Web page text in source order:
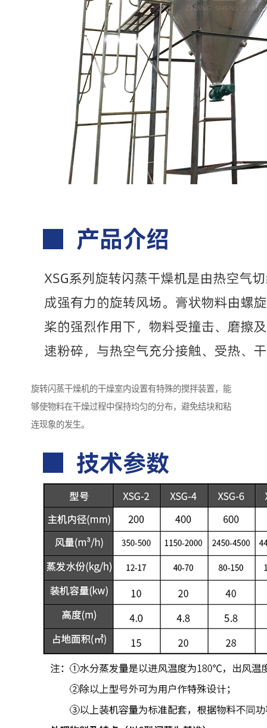
旋转闪蒸干燥机的干燥室内设置有特殊的搅拌装置，能
够使物料在干燥过程中保持均匀的分布，避免结块和粘
连现象的发生。